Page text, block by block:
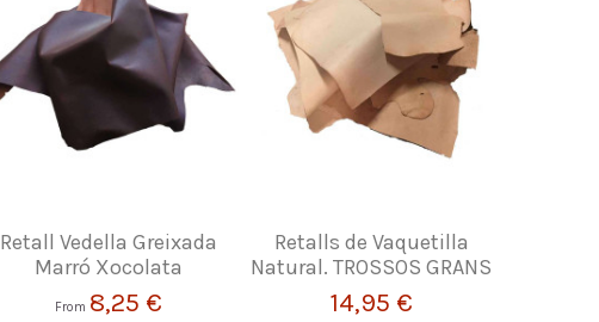
Retall Vedella Greixada
Marró Xocolata
From 8,25 €
Retalls de Vaquetilla
Natural. TROSSOS GRANS
14,95 €